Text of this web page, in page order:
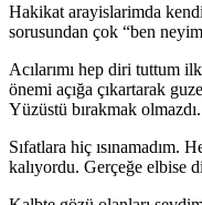
Hakikat arayislarimda
sorusundan çok “ben
Acılarımı hep diri tuttum
önemi açığa çıkartarak
Yüzüstü bırakmak olmazdı.
Sıfatlara hiç
kalıyordu. Gerçeğe elbise